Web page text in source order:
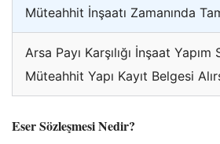
Müteahhit İnşaatı Zamanında
Arsa Payı Karşılığı İnşaat
Müteahhit Yapı Kayıt Belgesi
Eser Sözleşmesi Nedir?